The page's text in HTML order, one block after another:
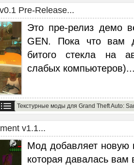
Pre-Release...
Это пре-релиз демо
GEN. Пока что вам
битого стекла на
слабых компьютеров).
Текстурные моды для Grand Theft Auto:
v1.1...
Мод добавляет новую
которая давалась вам